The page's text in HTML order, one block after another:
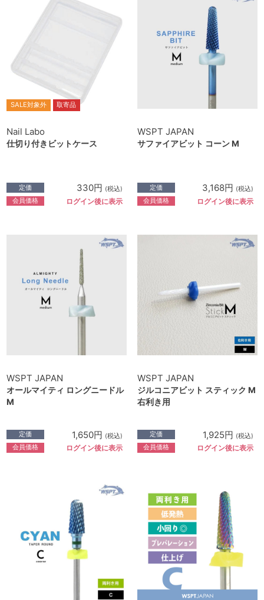
SALE対象外 取寄品
Nail Labo
仕切り付きビットケース
定価 330円 (税込)
会員価格 ログイン後に表示
WSPT JAPAN
サファイアビット コーン M
定価 3,168円 (税込)
会員価格 ログイン後に表示
WSPT JAPAN
オールマイティ ロングニードル
M
定価 1,650円 (税込)
会員価格 ログイン後に表示
WSPT JAPAN
ジルコニアビット スティック M
右利き用
定価 1,925円 (税込)
会員価格 ログイン後に表示